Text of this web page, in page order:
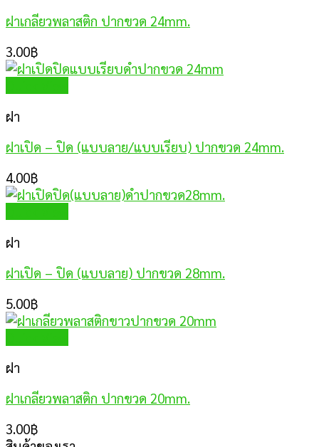
ฝาเกลียวพลาสติก ปากขวด 24mm.
3.00฿
ฝา
ฝาเปิด – ปิด (แบบลาย/แบบเรียบ) ปากขวด 24mm.
4.00฿
ฝา
ฝาเปิด – ปิด (แบบลาย) ปากขวด 28mm.
5.00฿
ฝา
ฝาเกลียวพลาสติก ปากขวด 20mm.
3.00฿